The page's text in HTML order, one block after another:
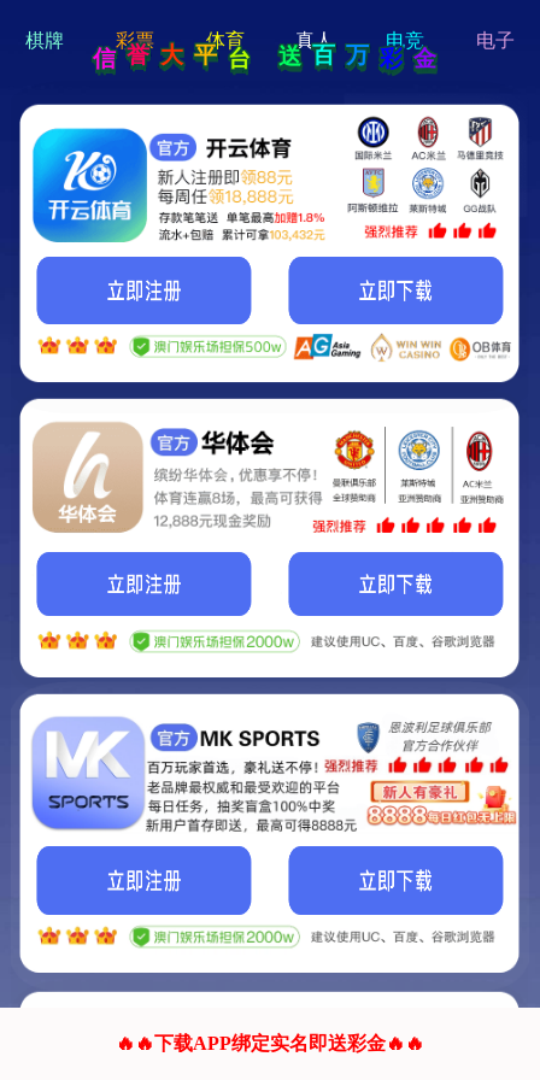
hi 💗
Hey Guys!
我们即将上线啦...
我们的网站正在建设.
它将是非常棒的网站.
联系我们!